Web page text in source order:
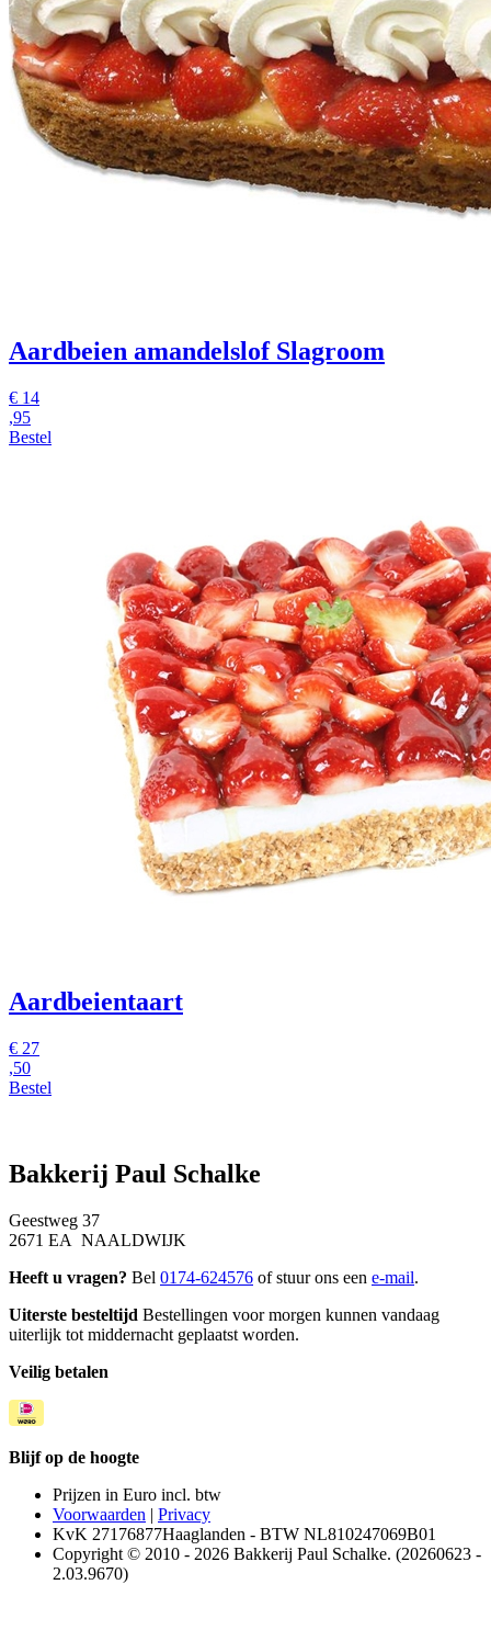
Aardbeien amandelslof Slagroom
€ 14
,95
Bestel
Aardbeientaart
€ 27
,50
Bestel
Bakkerij Paul Schalke
Geestweg 37
2671 EA NAALDWIJK
Heeft u vragen? Bel 0174-624576 of stuur ons een e-mail.
Uiterste besteltijd Bestellingen voor morgen kunnen vandaag
uiterlijk tot middernacht geplaatst worden.
Veilig betalen
Blijf op de hoogte
Prijzen in Euro incl. btw
Voorwaarden | Privacy
KvK 27176877Haaglanden - BTW NL810247069B01
Copyright © 2010 - 2026 Bakkerij Paul Schalke. (20260623 -
2.03.9670)